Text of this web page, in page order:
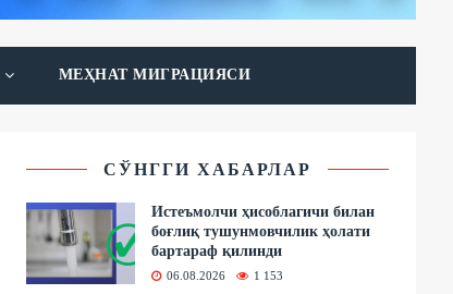
МЕҲНАТ МИГРАЦИЯСИ
СЎНГГИ ХАБАРЛАР
Истеъмолчи ҳисоблагичи билан
боғлиқ тушунмовчилик ҳолати
бартараф қилинди
06.08.2026 1 153